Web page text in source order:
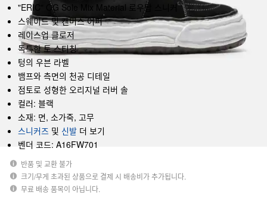
"ERIC" OG Sole Mix Material 로우탑 스니커
스웨이드 및 캔버스 어퍼
레이스업 클로저
독특한 토 스티칭
텅의 우븐 라벨
뱀프와 측면의 천공 디테일
점토로 성형한 오리지널 러버 솔
컬러: 블랙
소재: 면, 소가죽, 고무
스니커즈 및 신발 더 보기
벤더 코드: A16FW701
반품 및 교환 불가
크기/무게 초과된 상품으로 결제 시 배송비가 추가됩니다.
무료 배송 품목이 아닙니다.